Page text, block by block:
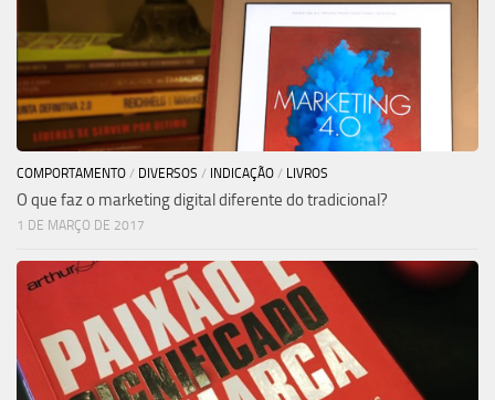
COMPORTAMENTO / DIVERSOS / INDICAÇÃO / LIVROS
O que faz o marketing digital diferente do tradicional?
1 DE MARÇO DE 2017